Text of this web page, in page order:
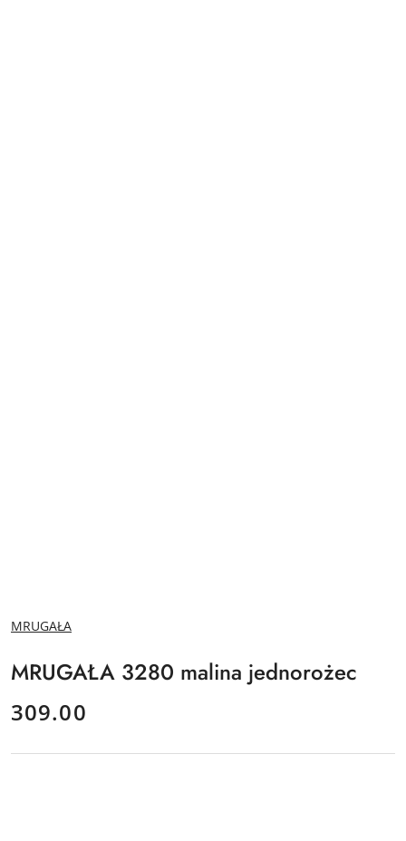
NAZWA
PRODUCENTA:
MRUGAŁA
MRUGAŁA 3280 malina jednorożec
cena:
309.00